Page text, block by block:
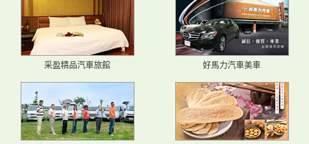
采盈精品汽車旅館 好馬力汽車美車